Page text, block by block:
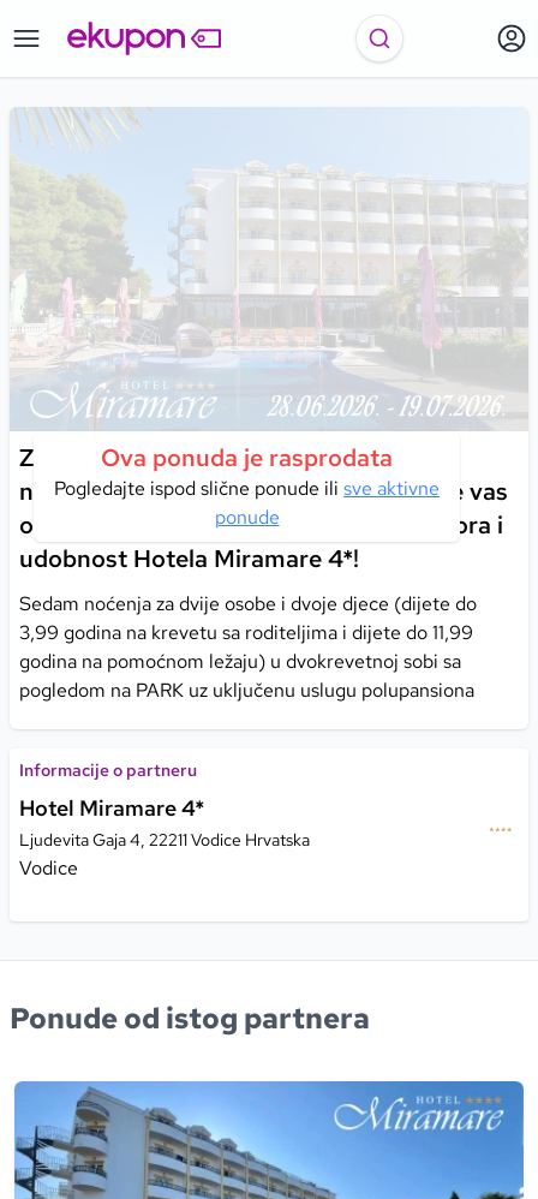
Ova ponuda je rasprodata
Pogledajte ispod slične ponude ili sve aktivne
ponude
Zakoračite u svijet užitka i provedite
nezaboravne trenutke u Vodicama, gdje vas
očekuju mediteranski ugođaj, blizina mora i
udobnost Hotela Miramare 4*!
Sedam noćenja za dvije osobe i dvoje djece (dijete do
3,99 godina na krevetu sa roditeljima i dijete do 11,99
godina na pomoćnom ležaju) u dvokrevetnoj sobi sa
pogledom na PARK uz uključenu uslugu polupansiona
Informacije o partneru
Hotel Miramare 4*
Ljudevita Gaja 4, 22211 Vodice Hrvatska
Vodice
Ponude od istog partnera